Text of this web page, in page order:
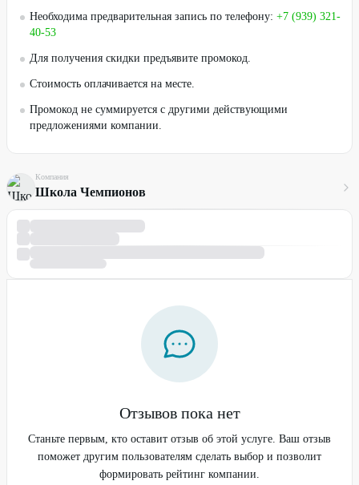
Необходима предварительная запись по телефону: +7 (939) 321-
40-53
Для получения скидки предъявите промокод.
Стоимость оплачивается на месте.
Промокод не суммируется с другими действующими
предложениями компании.
Компания
Школа Чемпионов
Отзывов пока нет
Станьте первым, кто оставит отзыв об этой услуге. Ваш отзыв
поможет другим пользователям сделать выбор и позволит
формировать рейтинг компании.